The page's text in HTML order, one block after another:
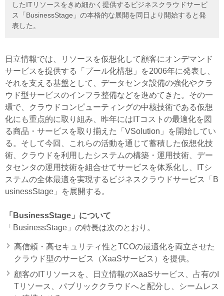
したITリソースをきめ細かく提供するビジネスクラウドサービ
ス「BusinessStage」の本格的な展開を同日より開始すると発
表した。
日立情報では、リソースを仮想化して顧客にオンデマンド
サービスを提供する「プール化構想」を2006年に発表し、
それを支える基盤として、データセンタ設備の強化やクラ
ウド型サービスのインフラ整備などを進めてきた。その一
環で、クラウドコンピューティングの中核技術である仮想
化にも重点的に取り組み、昨年にはITコストの最適化を図
る商品・サービスを取り揃えた「VSolution」を開始してい
る。そして今回、これらの活動を通じて蓄積した仮想化技
術、クラウドを利用したシステムの構築・運用技術、デー
タセンタの運用技術を組合せてサービスを体系化し、ITシ
ステムの全体最適を実現するビジネスクラウドサービス「B
usinessStage」を展開する。
「BusinessStage」について
「BusinessStage」の特長は次のとおり。
高信頼・高セキュリティ性とTCOの最適化を両立させた
クラウド型のサービス（XaaSサービス）を提供。
顧客のITリソースを、日立情報のXaaSサービス、占有のI
Tリソース、パブリッククラウドへと配分し、シームレス